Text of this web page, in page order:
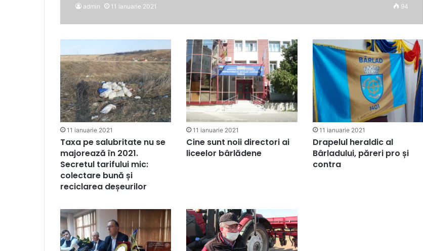
admin 11 ianuarie 2021 94
11 ianuarie 2021
Taxa pe salubritate nu se
majorează în 2021.
Secretul tarifului mic:
colectare bună și
reciclarea deșeurilor
11 ianuarie 2021
Cine sunt noii directori ai
liceelor bârlădene
11 ianuarie 2021
Drapelul heraldic al
Bârladului, păreri pro și
contra